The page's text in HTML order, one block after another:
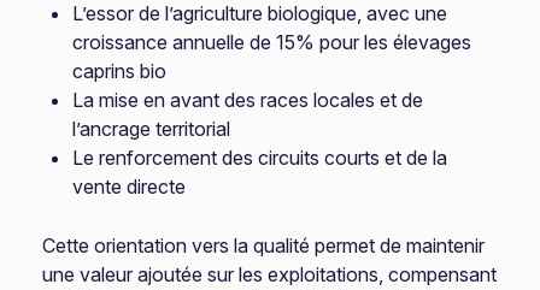
L’essor de l’agriculture biologique, avec une
croissance annuelle de 15% pour les élevages
caprins bio
La mise en avant des races locales et de
l’ancrage territorial
Le renforcement des circuits courts et de la
vente directe
Cette orientation vers la qualité permet de maintenir
une valeur ajoutée sur les exploitations, compensant